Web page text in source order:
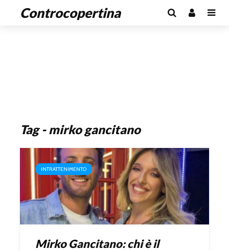
Controcopertina
Tag - mirko gancitano
INTRATTENIMENTO
Mirko Gancitano: chi è il